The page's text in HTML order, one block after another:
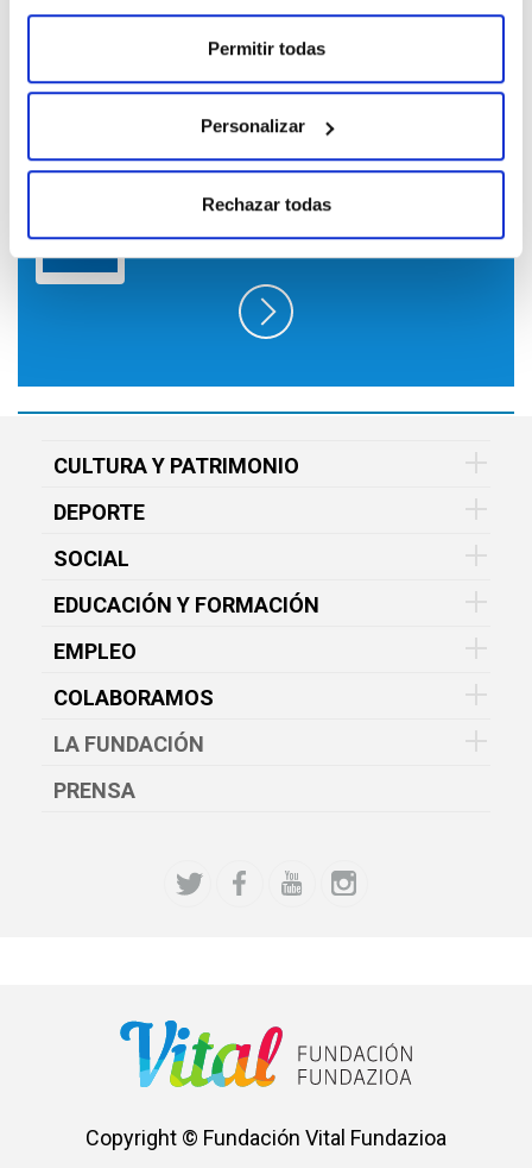
Permitir todas
Personalizar
Rechazar todas
SUSCRÍBETE A LO QUE TE INTERESA
EN FUNDACIÓN VITAL Y RECÍBELO EN
TU EMAIL GRATIS
CULTURA Y PATRIMONIO
DEPORTE
SOCIAL
EDUCACIÓN Y FORMACIÓN
EMPLEO
COLABORAMOS
LA FUNDACIÓN
PRENSA
Copyright © Fundación Vital Fundazioa